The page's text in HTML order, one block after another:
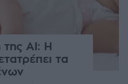
της AI: Η
τα